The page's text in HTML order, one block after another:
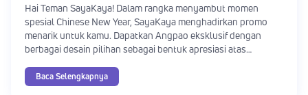
Hai Teman SayaKaya! Dalam rangka menyambut momen
spesial Chinese New Year, SayaKaya menghadirkan promo
menarik untuk kamu. Dapatkan Angpao eksklusif dengan
berbagai desain pilihan sebagai bentuk apresiasi atas
ketentuannya sebagai berikut!
Baca Selengkapnya